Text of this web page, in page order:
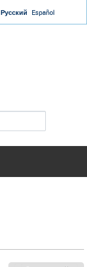
Русский Español